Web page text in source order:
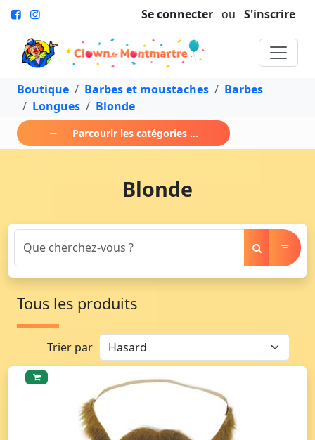
Se connecter ou S'inscrire
Boutique Barbes et moustaches
Barbes
Longues
Blonde
Parcourir les catégories ...
Blonde
Tous les produits
Trier par